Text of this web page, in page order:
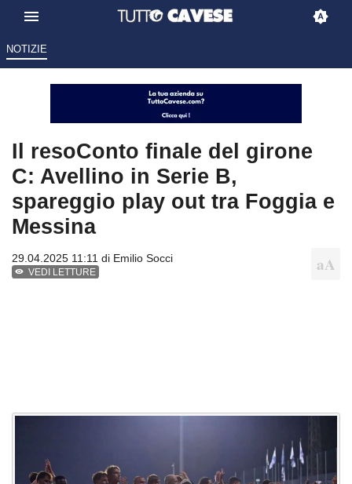
NOTIZIE
Il resoConto finale del girone
C: Avellino in Serie B,
spareggio play out tra Foggia e
Messina
29.04.2025 11:11 di Emilio Socci
VEDI LETTURE